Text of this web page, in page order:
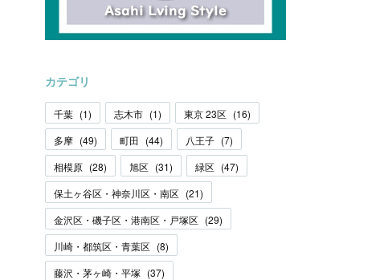
カテゴリ
千葉 (1) 志木市 (1) 東京 23区 (16)
多摩 (49) 町田 (44) 八王子 (7)
相模原 (28) 旭区 (31) 緑区 (47)
保土ヶ谷区・神奈川区・南区 (21)
金沢区・磯子区・港南区・戸塚区 (29)
川崎・都筑区・青葉区 (8)
藤沢・茅ヶ崎・平塚 (37)